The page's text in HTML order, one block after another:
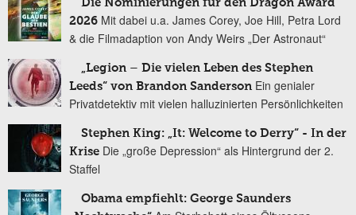
Die Nominierungen für den Dragon Award
2026 Mit dabei u.a. James Corey, Joe Hill, Petra Lord
& die Filmadaption von Andy Weirs „Der Astronaut“
„Legion – Die vielen Leben des Stephen
Leeds“ von Brandon Sanderson Ein genialer
Privatdetektiv mit vielen halluzinierten Persönlichkeiten
Stephen King: „It: Welcome to Derry“ - In der
Krise Die „große Depression“ als Hintergrund der 2.
Staffel
Obama empfiehlt: George Saunders